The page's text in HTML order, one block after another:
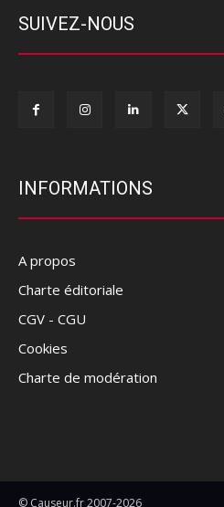
SUIVEZ-NOUS
INFORMATIONS
A propos
Charte éditoriale
CGV - CGU
Cookies
Charte de modération
© Causeur.fr 2007-2026